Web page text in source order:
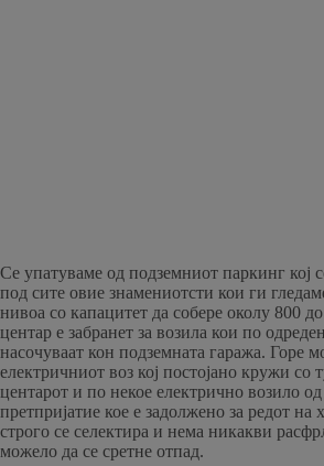
Се упатуваме од подземниот паркинг кој
под сите овие знамениотсти кои ги
нивоа со капацитет да собере околу 800
центар е забранет за возила кои по
насочуваат кон подземната гаража. Горе
електричниот воз кој постојано кружи со
центарот и по некое електрично возило
претпријатие кое е задолжено за редот на
строго се селектира и нема никакви
можело да се сретне отпад.